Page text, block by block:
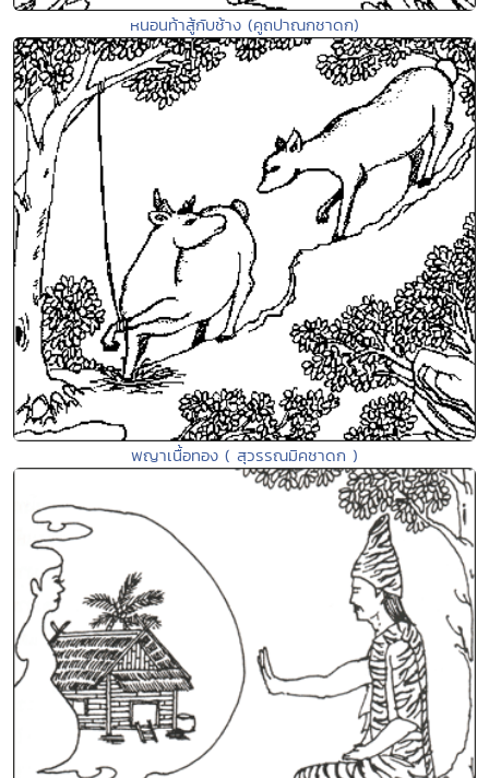
หนอนท้าสู้กับช้าง (คูถปาณกชาดก)
พญาเนื้อทอง ( สุวรรณมิคชาดก )